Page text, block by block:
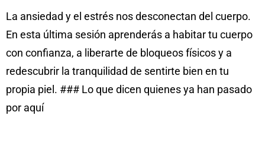
La ansiedad y el estrés nos desconectan del cuerpo.
En esta última sesión aprenderás a habitar tu cuerpo
con confianza, a liberarte de bloqueos físicos y a
redescubrir la tranquilidad de sentirte bien en tu
propia piel. ### Lo que dicen quienes ya han pasado
por aquí